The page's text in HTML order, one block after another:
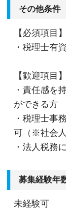
その他条件
【必須項目】
・税理士有
【歓迎項目】
・責任感を
ができる方
・税理士事
可（※社会人
・法人税務
募集経験年
未経験可